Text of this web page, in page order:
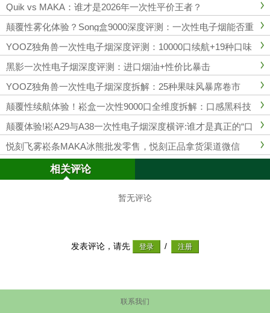
Quik vs MAKA：谁才是2026年一次性平价王者？
颠覆性雾化体验？Song盒9000深度评测：一次性电子烟能否重
塑行业标准
YOOZ独角兽一次性电子烟深度评测：10000口续航+19种口味
的夏日救星！
黑影一次性电子烟深度评测：进口烟油+性价比暴击
YOOZ独角兽一次性电子烟深度拆解：25种果味风暴席卷市
场！
颠覆性续航体验！崧盒一次性9000口全维度拆解：口感黑科技
如何重新定义行业标杆？
颠覆体验!崧A29与A38一次性电子烟深度横评:谁才是真正的“口
粮王”？
悦刻飞雾崧条MAKA冰熊批发零售，悦刻正品拿货渠道微信
相关评论
暂无评论
发表评论，请先 /
联系我们